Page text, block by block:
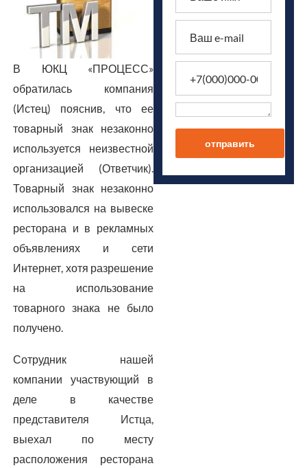
В ЮКЦ «ПРОЦЕСС»
обратилась компания
(Истец) пояснив, что ее
товарный знак незаконно
используется неизвестной
организацией (Ответчик).
Товарный знак незаконно
использовался на вывеске
ресторана и в рекламных
объявлениях и сети
Интернет, хотя разрешение
на использование
товарного знака не было
получено.
Сотрудник нашей
компании участвующий в
деле в качестве
представителя Истца,
выехал по месту
расположения ресторана
отправить